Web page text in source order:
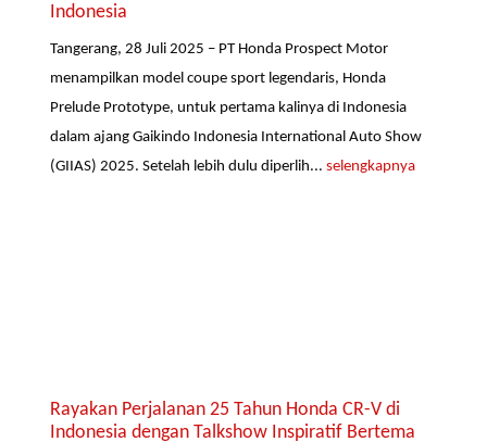
Indonesia
Tangerang, 28 Juli 2025 – PT Honda Prospect Motor
menampilkan model coupe sport legendaris, Honda
Prelude Prototype, untuk pertama kalinya di Indonesia
dalam ajang Gaikindo Indonesia International Auto Show
(GIIAS) 2025. Setelah lebih dulu diperlih...selengkapnya
Rayakan Perjalanan 25 Tahun Honda CR-V di
Indonesia dengan Talkshow Inspiratif Bertema